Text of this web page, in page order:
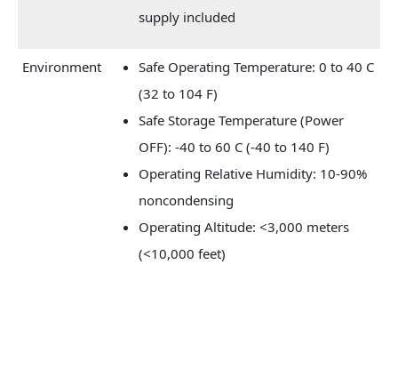
supply included
Environment
Safe Operating Temperature: 0 to 40 C
(32 to 104 F)
Safe Storage Temperature (Power
OFF): -40 to 60 C (-40 to 140 F)
Operating Relative Humidity: 10-90%
noncondensing
Operating Altitude: <3,000 meters
(<10,000 feet)